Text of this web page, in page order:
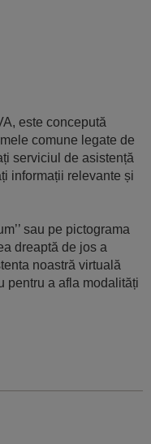
este concepută
comune legate de
serviciul de asistență
informații relevante și
sau pe pictograma
dreaptă de jos a
noastră virtuală
pentru a afla modalități